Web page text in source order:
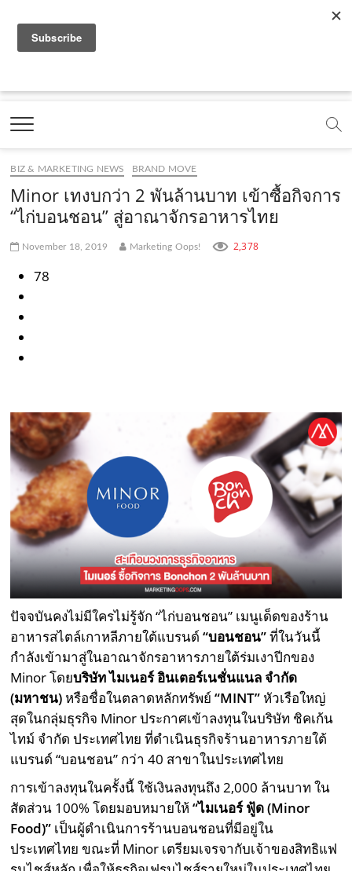
a
e
b
o
o
k
o
t
b
e
.
.
o
e
m
e
t
g
r
a
t
k
.
c
Marketing Oops!
DIGITAL | CREATIVE | ADVERTISING | CAMPAIGN |
BIZ & MARKETING NEWS BRAND MOVE
Minor เทงบกว่า 2 พันล้านบาท เข้าซื้อกิจการ
“ไก่บอนชอน” สู่อาณาจักรอาหารไทย
November 18, 2019 Marketing Oops! 2,378
78
ปัจจบันคงไม่มีใครไม่รู้จัก “ไก่บอนชอน” เมนูเด็ดของร้าน
อาหารสไตล์เกาหลีภายใต้แบรนด์“บอนชอน”ที่ในวันนี้
กำลังเข้ามาสู่ในอาณาจักรอาหารภายใต้ร่มเงาปีกของ
Minor โดยบริษัท ไมเนอร์ อินเตอร์เนชั่นแนล จำกัด
(มหาชน) หรือชื่อในตลาดหลักทรัพย์“MINT” หัวเรือใหญ่
สุดในกลุ่มธุรกิจ Minor ประกาศเข้าลงทุนในบริษัท ชิคเก้น
ไทม์ จำกัด ประเทศไทย ที่ดำเนินธุรกิจร้านอาหารภายใต้
แบรนด์ “บอนชอน” กว่า 40 สาขาในประเทศไทย
การเข้าลงทุนในครั้งนี้ ใช้เงินลงทุนถึง 2,000 ล้านบาท ใน
สัดส่วน 100% โดยมอบหมายให้“ไมเนอร์ ฟู้ด (Minor
Food)” เป็นผู้ดำเนินการร้านบอนชอนที่มีอยู่ใน
ประเทศไทย ขณะที่ Minor เตรียมเจรจากับเจ้าของสิทธิแฟ